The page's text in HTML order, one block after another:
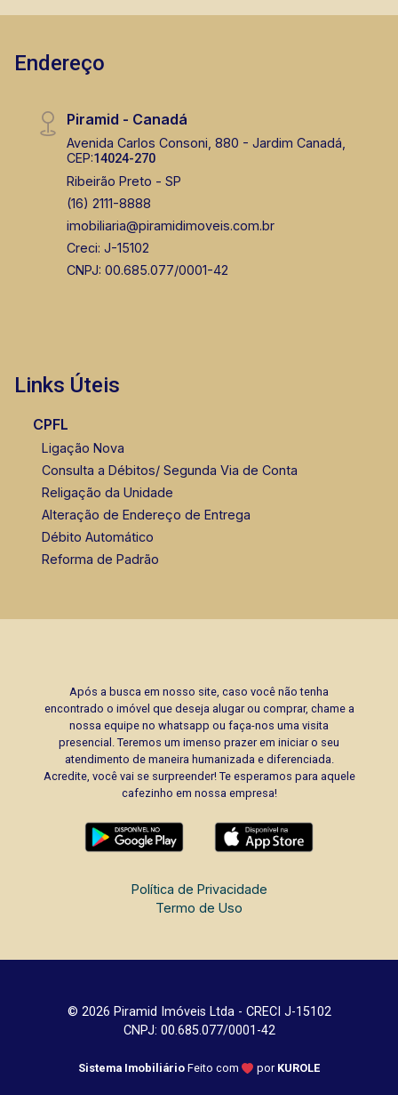
com estilo contemporâneo, diferenciado e
seus clientes com agilidade e segurança, em
locação, vendas de imóveis prontos, usados ou
de Ribeirão Preto.
Endereço
Piramid - Canadá
Avenida Carlos Consoni, 880 - Jardim Canadá,
CEP:14024-270
Ribeirão Preto - SP
(16) 2111-8888
imobiliaria@piramidimoveis.com.br
Creci: J-15102
CNPJ: 00.685.077/0001-42
Links Úteis
CPFL
Ligação Nova
Consulta a Débitos/ Segunda Via de Conta
Religação da Unidade
Alteração de Endereço de Entrega
Débito Automático
Reforma de Padrão
Após a busca em nosso site, caso você não tenha
encontrado o imóvel que deseja alugar ou comprar, chame a
nossa equipe no whatsapp ou faça-nos uma visita
presencial. Teremos um imenso prazer em iniciar o seu
atendimento de maneira humanizada e diferenciada.
Acredite, você vai se surpreender! Te esperamos para aquele
cafezinho em nossa empresa!
Política de Privacidade
Termo de Uso
© 2026 Piramid Imóveis Ltda - CRECI J-15102
CNPJ: 00.685.077/0001-42
Sistema Imobiliário Feito com por KUROLE